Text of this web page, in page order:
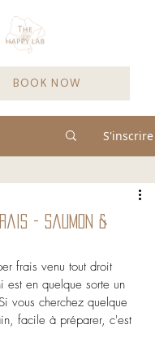
BOOK NOW
S'inscrire
- saumon &
frais venu tout droit
en quelque sorte un
vous cherchez quelque
facile à préparer, c'est